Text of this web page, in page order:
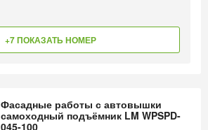
+7 ПОКАЗАТЬ НОМЕР
Фасадные работы с автовышки
самоходный подъёмник LM WPSPD-
045-100